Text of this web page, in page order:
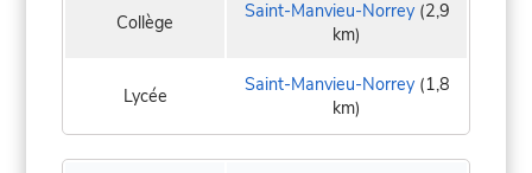
Collège Saint-Manvieu-Norrey(2,9
km)
Lycée Saint-Manvieu-Norrey(1,8
km)